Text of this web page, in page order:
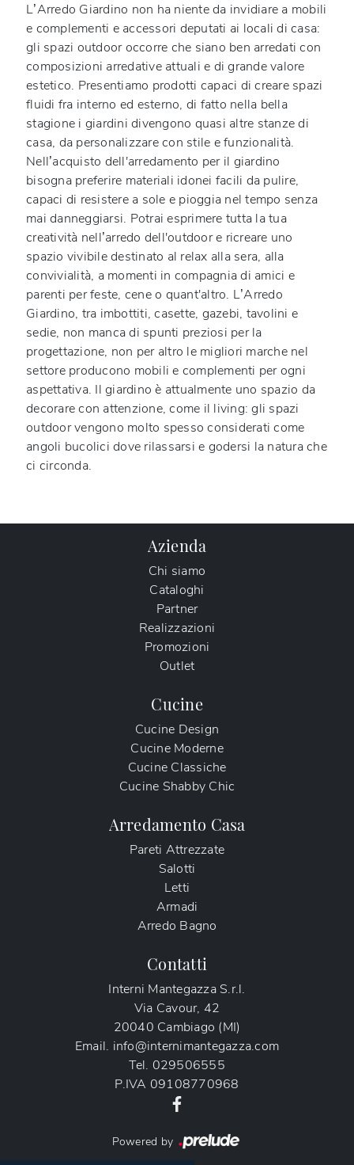
L’Arredo Giardino non ha niente da invidiare a mobili
e complementi e accessori deputati ai locali di casa:
gli spazi outdoor occorre che siano ben arredati con
composizioni arredative attuali e di grande valore
estetico. Presentiamo prodotti capaci di creare spazi
fluidi fra interno ed esterno, di fatto nella bella
stagione i giardini divengono quasi altre stanze di
casa, da personalizzare con stile e funzionalità.
Nell’acquisto dell'arredamento per il giardino
bisogna preferire materiali idonei facili da pulire,
capaci di resistere a sole e pioggia nel tempo senza
mai danneggiarsi. Potrai esprimere tutta la tua
creatività nell’arredo dell'outdoor e ricreare uno
spazio vivibile destinato al relax alla sera, alla
convivialità, a momenti in compagnia di amici e
parenti per feste, cene o quant'altro. L’Arredo
Giardino, tra imbottiti, casette, gazebi, tavolini e
sedie, non manca di spunti preziosi per la
progettazione, non per altro le migliori marche nel
settore producono mobili e complementi per ogni
aspettativa. Il giardino è attualmente uno spazio da
decorare con attenzione, come il living: gli spazi
outdoor vengono molto spesso considerati come
angoli bucolici dove rilassarsi e godersi la natura che
ci circonda.
Azienda
Chi siamo
Cataloghi
Partner
Realizzazioni
Promozioni
Outlet
Cucine
Cucine Design
Cucine Moderne
Cucine Classiche
Cucine Shabby Chic
Arredamento Casa
Pareti Attrezzate
Salotti
Letti
Armadi
Arredo Bagno
Contatti
Interni Mantegazza S.r.l.
Via Cavour, 42
20040 Cambiago (MI)
Email. info@internimantegazza.com
Tel. 029506555
P.IVA 09108770968
Powered by